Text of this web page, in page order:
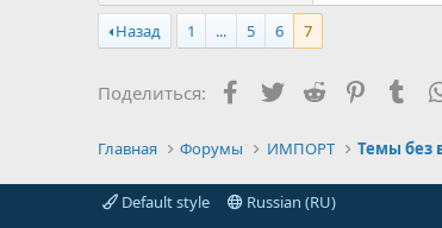
Назад 1 ... 5 6 7
Поделиться: Facebook
TwitterReddit Pinterest
Главная Форумы ИМПОРТ Темы без
Default style Russian (RU)